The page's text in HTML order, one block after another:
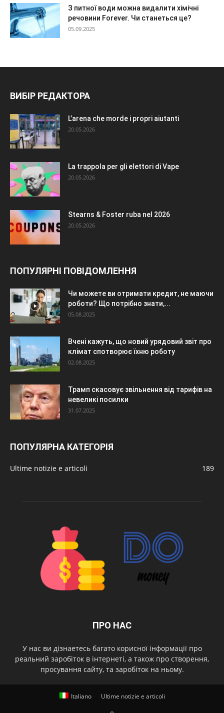
З питної води можна видалити хімічні
речовини Forever. Чи станеться це?
05.09.2025
ВИБІР РЕДАКТОРА
L’arena che morde i propri aiutanti
20.05.2026
La trappola per gli elettori di Vape
20.05.2026
Stearns & Foster ruba nel 2026
20.05.2026
ПОПУЛЯРНІ ПОВІДОМЛЕННЯ
Чи можете ви отримати кредит, не маючи
роботи? Що потрібно знати,...
05.08.2025
Вчені кажуть, що новий урядовий звіт про
клімат спотворює їхню роботу
02.08.2025
Трамп скасовує звільнення від тарифів на
невеликі посилки
31.07.2025
ПОПУЛЯРНА КАТЕГОРІЯ
Ultime notizie e articoli 189
ПРО НАС
У нас ви дізнаетесь багато корисної інформації про
реальний заробіток в інтернеті, а також про створення,
просування сайту, та заробіток на ньому.
Italiano Ultime notizie e articoli